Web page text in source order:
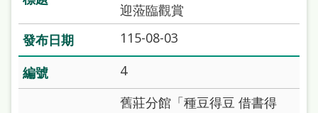
網
站
導
覽
迎蒞臨觀賞
115-08-03
4
舊莊分館「種豆得豆 借書得